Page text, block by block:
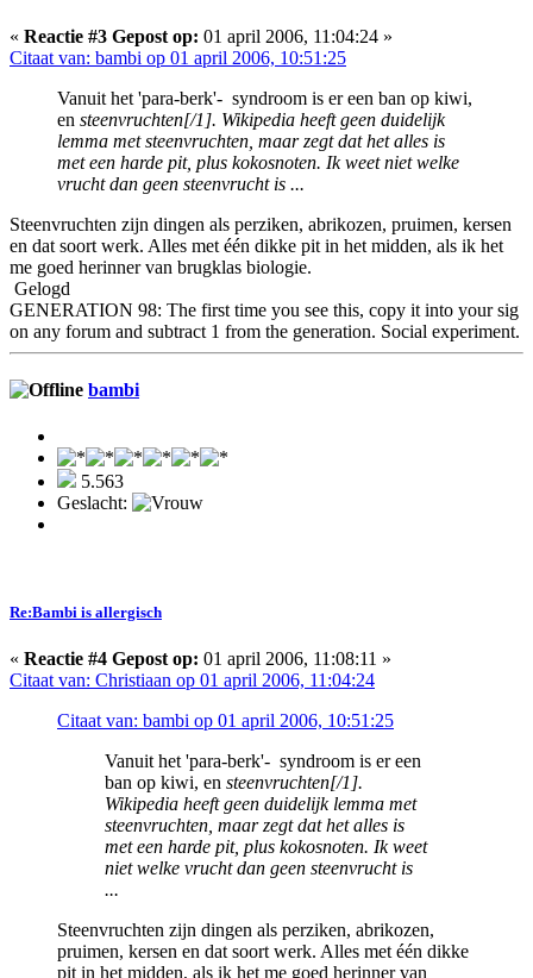
« Reactie #3 Gepost op: 01 april 2006, 11:04:24 »
Citaat van: bambi op 01 april 2006, 10:51:25
Vanuit het 'para-berk'- syndroom is er een ban op kiwi,
en steenvruchten[/1]. Wikipedia heeft geen duidelijk
lemma met steenvruchten, maar zegt dat het alles is
met een harde pit, plus kokosnoten. Ik weet niet welke
vrucht dan geen steenvrucht is ...
Steenvruchten zijn dingen als perziken, abrikozen, pruimen, kersen
en dat soort werk. Alles met één dikke pit in het midden, als ik het
me goed herinner van brugklas biologie.
Gelogd
GENERATION 98: The first time you see this, copy it into your sig
on any forum and subtract 1 from the generation. Social experiment.
bambi
5.563
Geslacht:
Re:Bambi is allergisch
« Reactie #4 Gepost op: 01 april 2006, 11:08:11 »
Citaat van: Christiaan op 01 april 2006, 11:04:24
Citaat van: bambi op 01 april 2006, 10:51:25
Vanuit het 'para-berk'- syndroom is er een
ban op kiwi, en steenvruchten[/1].
Wikipedia heeft geen duidelijk lemma met
steenvruchten, maar zegt dat het alles is
met een harde pit, plus kokosnoten. Ik weet
niet welke vrucht dan geen steenvrucht is
...
Steenvruchten zijn dingen als perziken, abrikozen,
pruimen, kersen en dat soort werk. Alles met één dikke
pit in het midden, als ik het me goed herinner van